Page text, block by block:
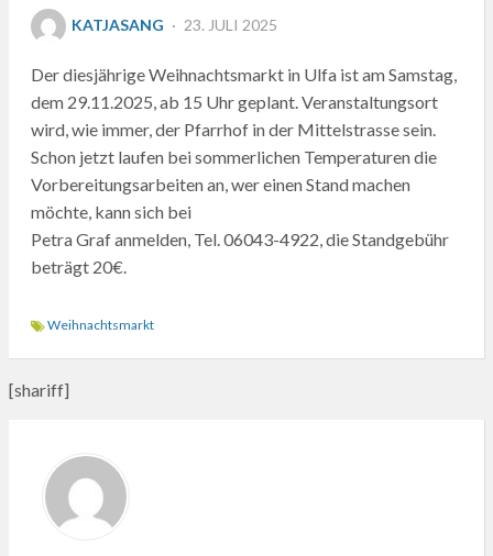
KATJASANG
POSTED
23. JULI 2025
Der diesjährige Weihnachtsmarkt in Ulfa ist am Samstag,
dem 29.11.2025, ab 15 Uhr geplant. Veranstaltungsort
wird, wie immer, der Pfarrhof in der Mittelstrasse sein.
Schon jetzt laufen bei sommerlichen Temperaturen die
Vorbereitungsarbeiten an, wer einen Stand machen
möchte, kann sich bei
Petra Graf anmelden, Tel. 06043-4922, die Standgebühr
beträgt 20€.
Weihnachtsmarkt
[shariff]